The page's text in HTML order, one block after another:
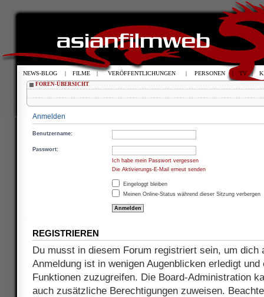
FOREN-ÜBERSICHT
Anmelden
Benutzername:
Passwort:
Ich habe mein Passwort vergessen
Die Aktivierungs-E-Mail erneut senden
Eingeloggt bleiben
Meinen Online-Status während dieser Sitzung verbergen
REGISTRIEREN
Du musst in diesem Forum registriert sein, um dich
Anmeldung ist in wenigen Augenblicken erledigt
Funktionen zuzugreifen. Die Board-Administration
auch zusätzliche Berechtigungen zuweisen.
NEWS-BLOG | FILME | VERÖFFENTLICHUNGEN | PERSONEN | TV |